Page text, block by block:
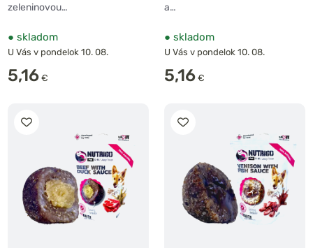
zeleninovou…
● skladom
U Vás v pondelok 10. 08.
5,16 €
a…
● skladom
U Vás v pondelok 10. 08.
5,16 €